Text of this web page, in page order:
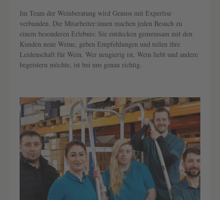
Im Team der Weinberatung wird Genuss mit Expertise
verbunden. Die Mitarbeiter:innen machen jeden Besuch zu
einem besonderen Erlebnis: Sie entdecken gemeinsam mit den
Kunden neue Weine, geben Empfehlungen und teilen ihre
Leidenschaft für Wein. Wer neugierig ist, Wein liebt und andere
begeistern möchte, ist bei uns genau richtig.